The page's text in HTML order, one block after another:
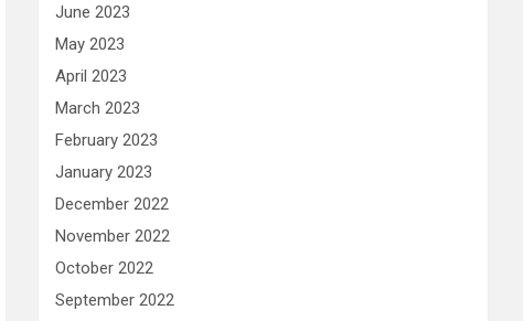
June 2023
May 2023
April 2023
March 2023
February 2023
January 2023
December 2022
November 2022
October 2022
September 2022